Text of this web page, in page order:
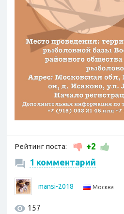
Рейтинг поста:
+2
1 комментарий
mansi-2018 Москва
157